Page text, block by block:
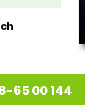
65 00 144